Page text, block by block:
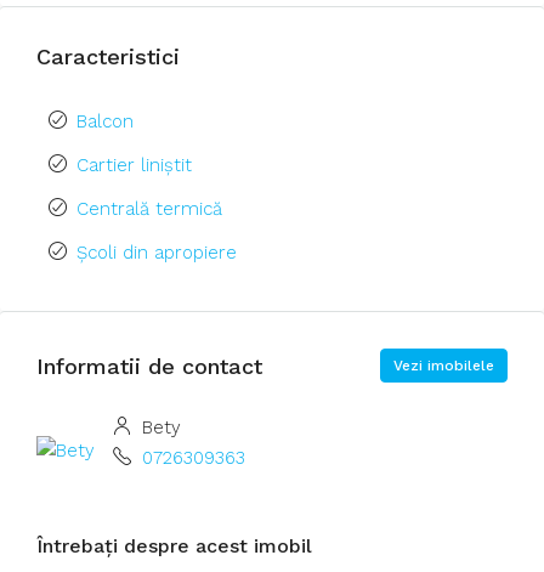
Caracteristici
Balcon
Cartier liniștit
Centrală termică
Școli din apropiere
Informatii de contact Vezi imobilele
Bety
0726309363
Întrebați despre acest imobil